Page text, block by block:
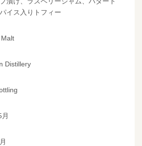
イス入りトフィー
Distillery